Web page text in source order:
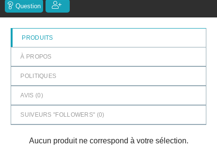
Question
PRODUITS
À PROPOS
POLITIQUES
AVIS (0)
SUIVEURS "FOLLOWERS" (0)
Aucun produit ne correspond à votre sélection.